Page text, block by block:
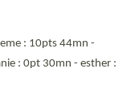
: 10pts 44mn -
: 0pt 30mn - esther :